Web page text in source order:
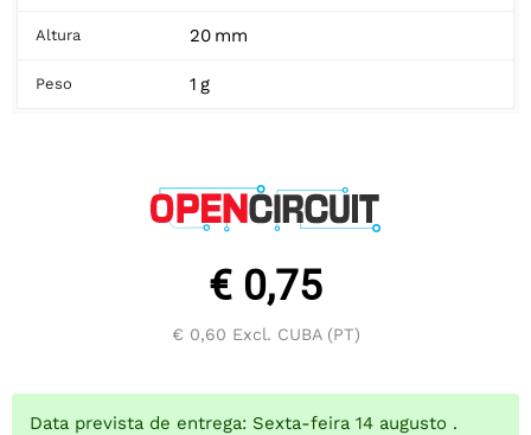
Altura 20 mm
Peso 1 g
€ 0,75
€ 0,60 Excl. CUBA (PT)
Data prevista de entrega: Sexta-feira 14 augusto .